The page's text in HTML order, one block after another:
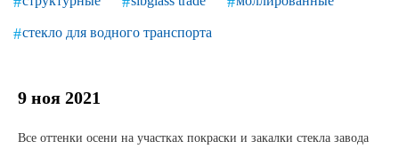
9 ноя 2021
Все оттенки осени на участках покраски и закалки стекла завода
стекло для водного транспорта